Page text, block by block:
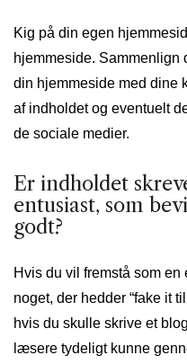
Kig på din egen
hjemmeside.
din hjemmeside med dine
af indholdet og eventuelt
de sociale medier.
Er indholdet
entusiast, som
godt?
Hvis du vil fremstå som
noget, der hedder “fake it
hvis du skulle skrive et
læsere tydeligt kunne